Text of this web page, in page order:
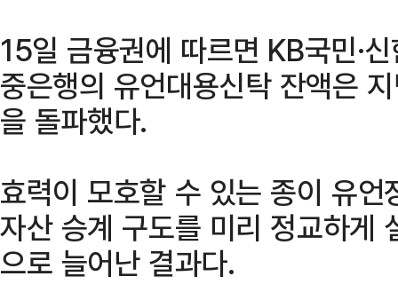
15일 금융권에 따르면 KB국민·
중은행의 유언대용신탁 잔액은
을 돌파했다.
효력이 모호할 수 있는 종이 유
자산 승계 구도를 미리 정교하게
으로 늘어난 결과다.